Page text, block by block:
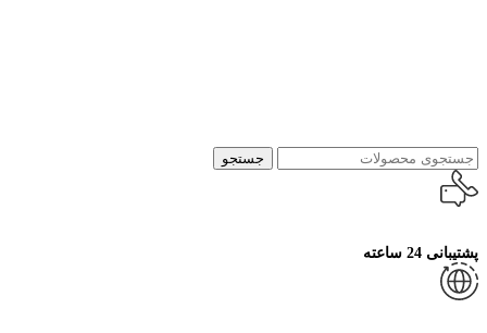
جستجو
پشتیبانی 24 ساعته